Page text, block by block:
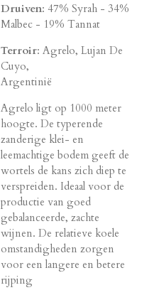
Druiven: 47% Syrah - 34%
Malbec - 19% Tannat
Terroir: Agrelo, Lujan De
Cuyo,
Agrelo ligt op 1000 meter
hoogte. De typerende
zanderige klei- en
leemachtige bodem geeft de
wortels de kans zich diep te
verspreiden. Ideaal voor de
productie van goed
gebalanceerde, zachte
wijnen. De relatieve koele
omstandigheden zorgen
voor een langere en betere
rijping